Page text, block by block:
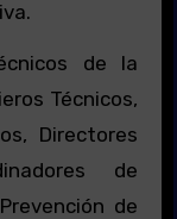
de la
Técnicos,
Directores
de
de